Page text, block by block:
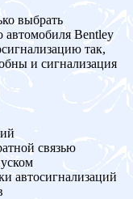
выбрать
автомобиля Bentley
так,
и сигнализация
связью
автосигнализаций